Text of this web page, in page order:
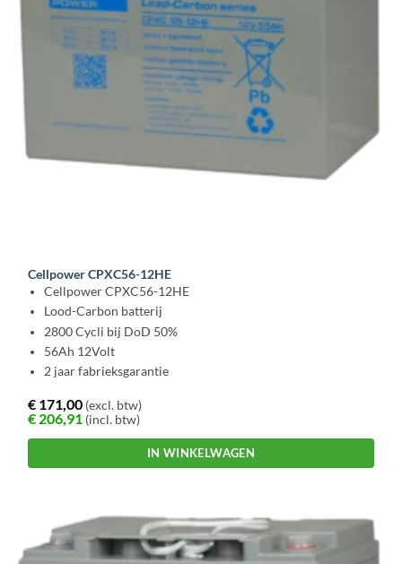
Cellpower CPXC56-12HE
Cellpower CPXC56-12HE
Lood-Carbon batterij
2800 Cycli bij DoD 50%
56Ah 12Volt
2 jaar fabrieksgarantie
€ 171,00 (excl. btw)
€ 206,91 (incl. btw)
IN WINKELWAGEN